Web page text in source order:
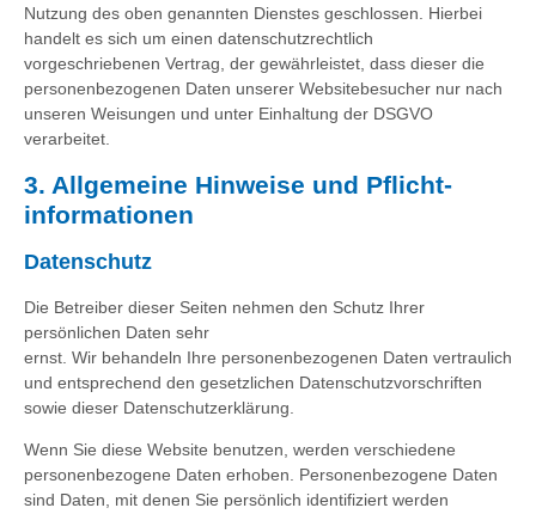
Nutzung des oben genannten Dienstes geschlossen. Hierbei
handelt es sich um einen datenschutzrechtlich
vorgeschriebenen Vertrag, der gewährleistet, dass dieser die
personenbezogenen Daten unserer Websitebesucher nur nach
unseren Weisungen und unter Einhaltung der DSGVO
verarbeitet.
3. Allgemeine Hinweise und Pflicht­
informationen
Datenschutz
Die Betreiber dieser Seiten nehmen den Schutz Ihrer
persönlichen Daten sehr
ernst. Wir behandeln Ihre personenbezogenen Daten vertraulich
und entsprechend den gesetzlichen Datenschutzvorschriften
sowie dieser Datenschutzerklärung.
Wenn Sie diese Website benutzen, werden verschiedene
personenbezogene Daten erhoben. Personenbezogene Daten
sind Daten, mit denen Sie persönlich identifiziert werden